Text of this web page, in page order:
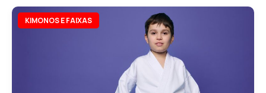
KIMONOS E FAIXAS